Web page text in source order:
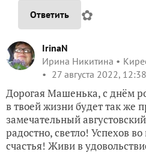
Ответить ✿
IrinaN
Ирина Никитина
27 августа 2022, 12:38
Дорогая Машенька, с днём
в твоей жизни будет так же
замечательный
радостно, светло! Успехов
счастья! Живи в